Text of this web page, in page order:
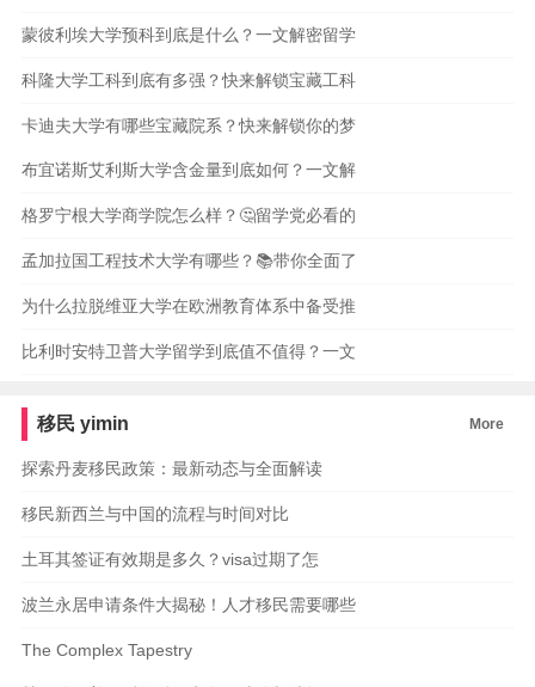
蒙彼利埃大学预科到底是什么？一文解密留学
科隆大学工科到底有多强？快来解锁宝藏工科
卡迪夫大学有哪些宝藏院系？快来解锁你的梦
布宜诺斯艾利斯大学含金量到底如何？一文解
格罗宁根大学商学院怎么样？🤔留学党必看的
孟加拉国工程技术大学有哪些？📚带你全面了
为什么拉脱维亚大学在欧洲教育体系中备受推
比利时安特卫普大学留学到底值不值得？一文
移民 yimin More
探索丹麦移民政策：最新动态与全面解读
移民新西兰与中国的流程与时间对比
土耳其签证有效期是多久？visa过期了怎
波兰永居申请条件大揭秘！人才移民需要哪些
The Complex Tapestry